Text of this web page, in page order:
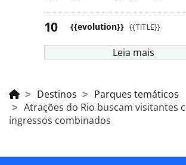
{{evolution}} {{TITLE}}
Leia mais
Destinos
Parques temáticos
Atrações do Rio buscam visitantes
ingressos combinados